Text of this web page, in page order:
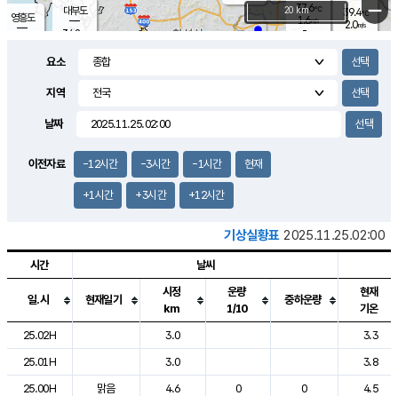
영흥도
39.4℃
2.0m/s
3.0m/s
대부도
34.8
37.6℃
1.6m/s
-
−
20 km
요소
지역
날짜
이전자료 -12시간 -3시간 -1시간 현재
+1시간 +3시간 +12시간
기상실황표 2025.11.25.02:00
도시별 기상실황표로 지점, 날씨, 기온, 강수, 바람, 기압등을 안내한 표입
시간 날씨
일.시 현재일기
시정
km
운량
1/10
중하운량
현재
기온
25.02H
3.0
3.3
25.01H
3.0
3.8
25.00H
맑음 4.6 0 0
4.5